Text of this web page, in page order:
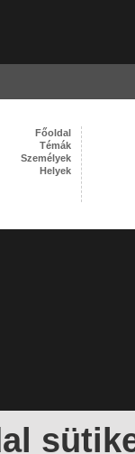
Főoldal
Témák
Személyek
Helyek